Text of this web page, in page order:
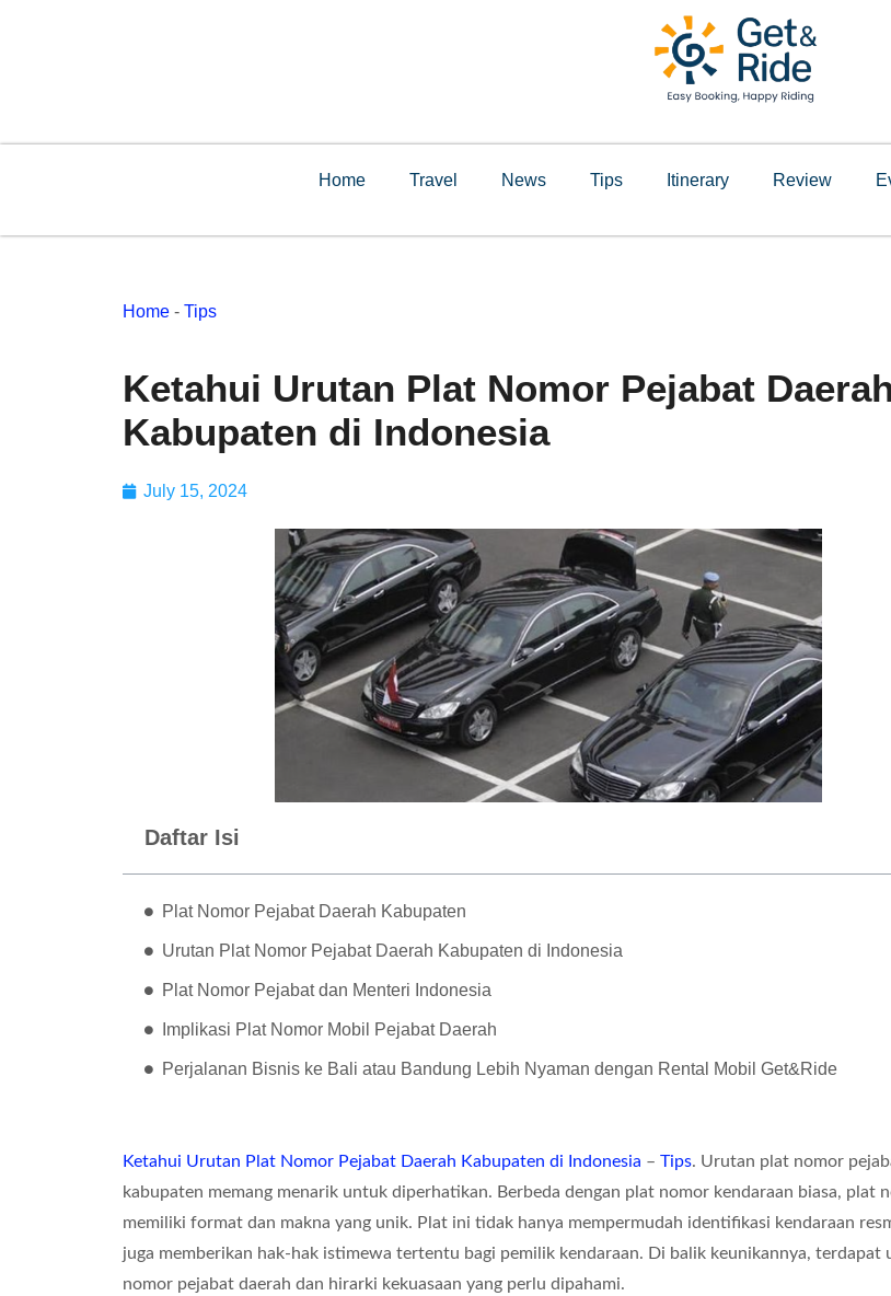
Home Travel News Tips Itinerary Review
Home - Tips
Ketahui Urutan Plat Nomor Pejabat
Kabupaten di Indonesia
July 15, 2024
Daftar Isi
Plat Nomor Pejabat Daerah Kabupaten
Urutan Plat Nomor Pejabat Daerah Kabupaten di Indonesia
Plat Nomor Pejabat dan Menteri Indonesia
Implikasi Plat Nomor Mobil Pejabat Daerah
Perjalanan Bisnis ke Bali atau Bandung Lebih Nyaman dengan Rental Mobil Get&Ride
Ketahui Urutan Plat Nomor Pejabat Daerah Kabupaten di Indonesia – Tips. Urutan plat nomor
kabupaten memang menarik untuk diperhatikan. Berbeda dengan plat nomor kendaraan biasa, plat
memiliki format dan makna yang unik. Plat ini tidak hanya mempermudah identifikasi kendaraan
juga memberikan hak-hak istimewa tertentu bagi pemilik kendaraan. Di balik keunikannya, terdapat
nomor pejabat daerah dan hirarki kekuasaan yang perlu dipahami.